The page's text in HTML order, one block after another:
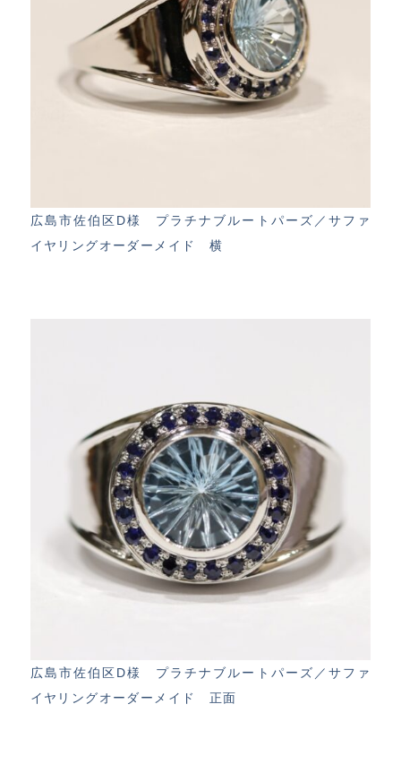
広島市佐伯区D様 プラチナブルートパーズ／サファ
イヤリングオーダーメイド 横
広島市佐伯区D様 プラチナブルートパーズ／サファ
イヤリングオーダーメイド 正面